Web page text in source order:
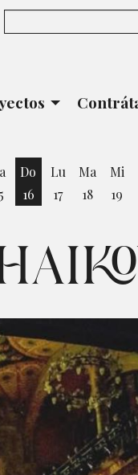
Do
16
Lu
17
Ma
18
Mi
19